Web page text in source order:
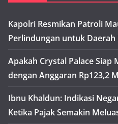
Kapolri Resmikan Patroli
Perlindungan untuk Daerah
Apakah Crystal Palace Siap
dengan Anggaran Rp123,2
Ibnu Khaldun: Indikasi
Ketika Pajak Semakin